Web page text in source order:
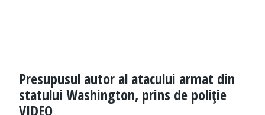
Presupusul autor al atacului armat din
statului Washington, prins de poliţie
VIDEO